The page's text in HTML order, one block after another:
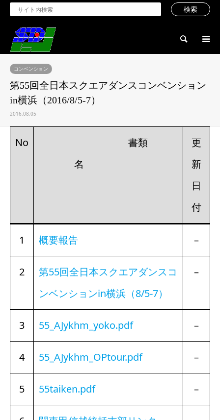
検索
コンベンション
第55回全日本スクエアダンスコンベンション
in横浜（2016/8/5-7）
2016.08.05
No
書類
名
更
新
日
付
1 概要報告 –
2
第55回全日本スクエアダンスコ
ンベンションin横浜（8/5-7）
–
3 55_AJykhm_yoko.pdf –
4 55_AJykhm_OPtour.pdf –
5 55taiken.pdf –